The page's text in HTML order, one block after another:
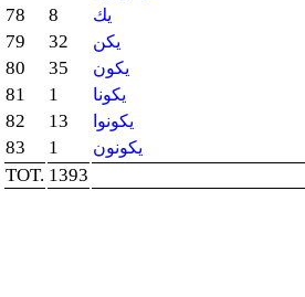
78 8 يك
79 32 يكن
80 35 يكون
81 1 يكونا
82 13 يكونوا
83 1 يكونون
TOT. 1393